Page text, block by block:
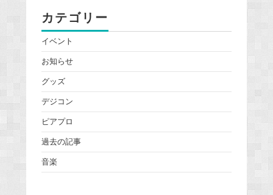
カテゴリー
イベント
お知らせ
グッズ
デジコン
ピアプロ
過去の記事
音楽